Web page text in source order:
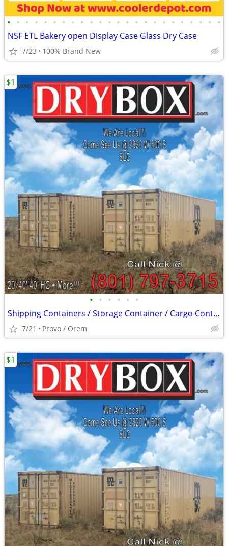
• • • • • • • • • • • • • • • • • • • • • • • •
NSF ETL Bakery open Display Case Glass Dry Case
7/23 100% Brand New
• • • • • •
Shipping Containers / Storage Container / Cargo Containers Conex Shed
7/21 Provo / Orem
$1
$1